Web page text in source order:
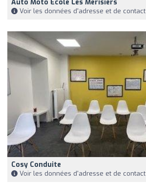
Auto Moto Ecole Les Merisiers
Voir les données d'adresse et de contact
Cosy Conduite
Voir les données d'adresse et de contact